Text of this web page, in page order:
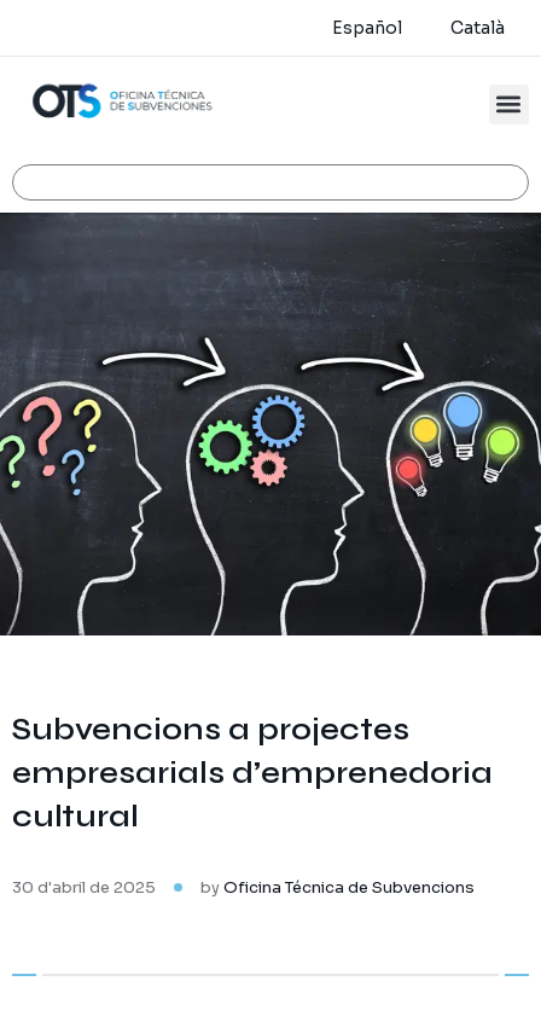
Español Català
Subvencions a projectes
empresarials d’emprenedoria
cultural
30 d'abril de 2025 byOficina Técnica de Subvencions